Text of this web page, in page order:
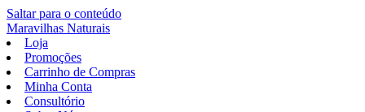
Saltar para o conteúdo
Maravilhas Naturais
Loja
Promoções
Carrinho de Compras
Minha Conta
Consultório